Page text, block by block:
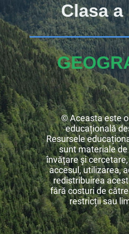
Clasa a
© Aceasta este
educațională
Resursele
sunt materiale de
învățare și
accesul, utilizarea,
redistribuirea
fără costuri de
restricții sau